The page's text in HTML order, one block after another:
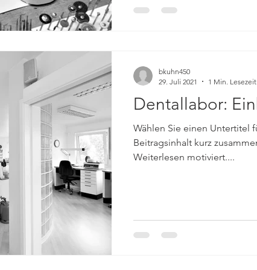
Dentallabor:
Wählen Sie einen Untertitel
Beitragsinhalt kurz
Weiterlesen motiviert....
bkuhn450
29. Juli 2021
1 Min. Lesezeit